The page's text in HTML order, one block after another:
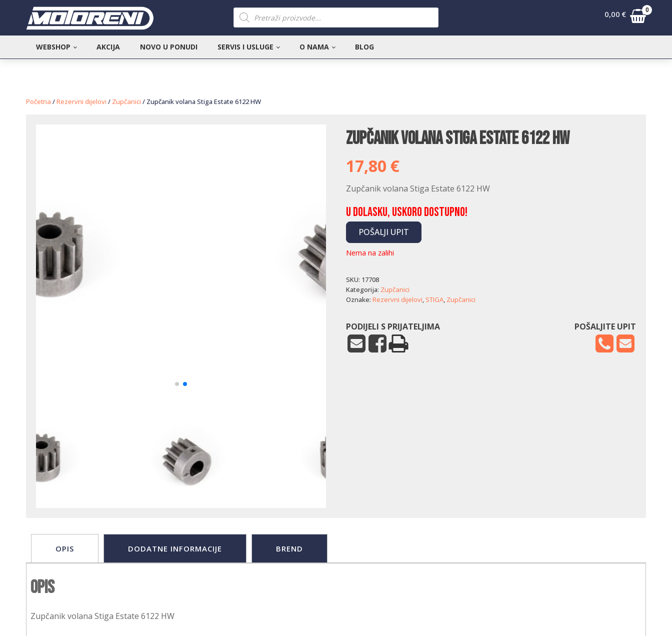
Products
search
0,00 € 0
WEBSHOP AKCIJA NOVO U PONUDI SERVIS I USLUGE O NAMA BLOG
Početna /Rezervni dijelovi / Zupčanici / Zupčanik volana Stiga Estate 6122 HW
Zupčanik volana Stiga Estate 6122 HW
17,80 €
Zupčanik volana Stiga Estate 6122 HW
U dolasku, uskoro dostupno!
POŠALJI UPIT
Nema na zalihi
SKU: 17708
Kategorija: Zupčanici
Oznake: Rezervni dijelovi, STIGA, Zupčanici
PODIJELI S PRIJATELJIMA POŠALJITE UPIT
OPIS DODATNE INFORMACIJE BREND
Opis
Zupčanik volana Stiga Estate 6122 HW